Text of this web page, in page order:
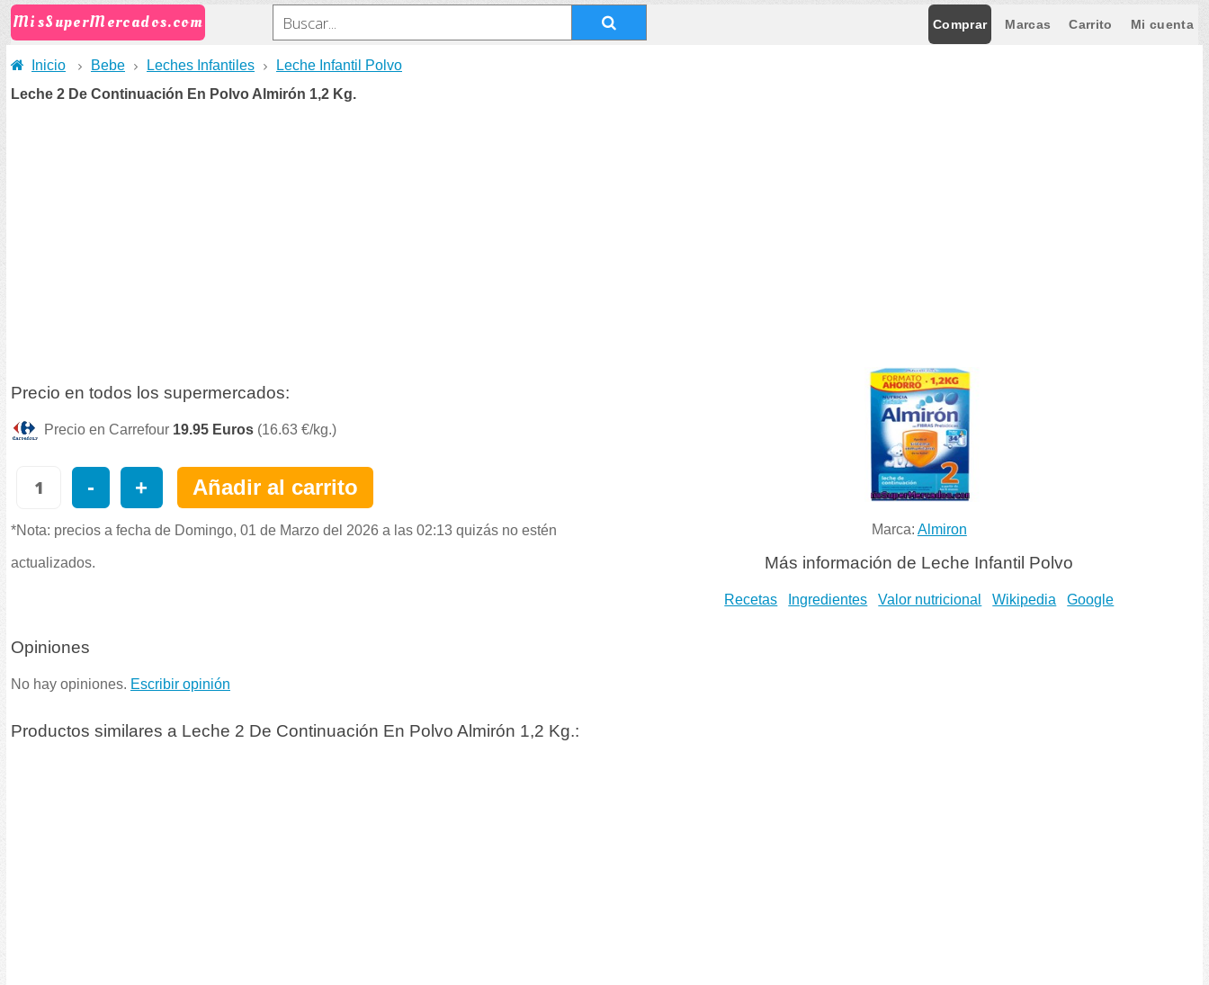
MisSuperMercados.com Comprar Marcas Carrito Mi cuenta
Inicio Bebe Leches Infantiles
Leche Infantil Polvo
Leche 2 De Continuación En Polvo Almirón 1,2 Kg.
Marca: Almiron
Más información de Leche Infantil Polvo
Recetas Ingredientes Valor nutricional Wikipedia Google
Precio en todos los supermercados:
Precio en Carrefour 19.95 Euros (16.63 €/kg.)
- + Añadir al carrito
*Nota: precios a fecha de Domingo, 01 de Marzo del 2026 a las 02:13 quizás no estén
actualizados.
Opiniones
No hay opiniones. Escribir opinión
Productos similares a Leche 2 De Continuación En Polvo Almirón 1,2 Kg.: